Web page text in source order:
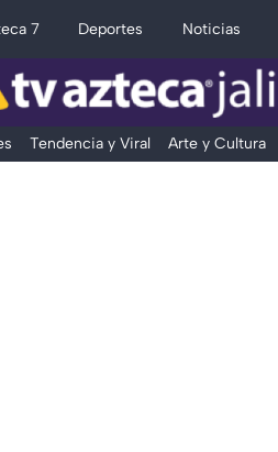
7 Deportes Noticias
Tendencia y Viral Arte y Cultura